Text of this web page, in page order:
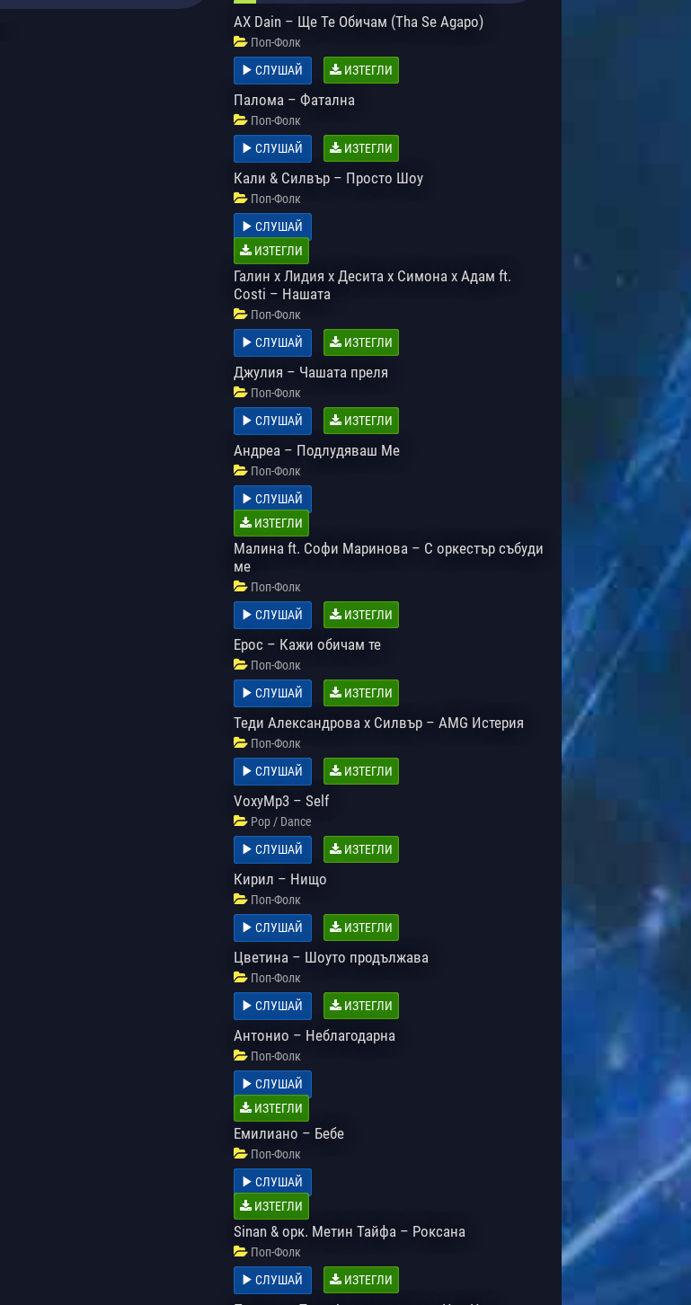
AX Dain – Ще Те Обичам (Tha Se Agapo)
Поп-Фолк
СЛУШАЙ
ИЗТЕГЛИ
Палома – Фатална
Поп-Фолк
СЛУШАЙ
ИЗТЕГЛИ
Кали & Силвър – Просто Шоу
Поп-Фолк
СЛУШАЙ
ИЗТЕГЛИ
Галин x Лидия x Десита x Симона x Адам ft.
Costi – Нашата
Поп-Фолк
СЛУШАЙ
ИЗТЕГЛИ
Джулия – Чашата преля
Поп-Фолк
СЛУШАЙ
ИЗТЕГЛИ
Андреа – Подлудяваш Ме
Поп-Фолк
СЛУШАЙ
ИЗТЕГЛИ
Малина ft. Софи Маринова – С оркестър събуди
ме
Поп-Фолк
СЛУШАЙ
ИЗТЕГЛИ
Ерос – Кажи обичам те
Поп-Фолк
СЛУШАЙ
ИЗТЕГЛИ
Теди Александрова x Силвър – AMG Истерия
Поп-Фолк
СЛУШАЙ
ИЗТЕГЛИ
VoxyMp3 – Self
Pop / Dance
СЛУШАЙ
ИЗТЕГЛИ
Кирил – Нищо
Поп-Фолк
СЛУШАЙ
ИЗТЕГЛИ
Цветина – Шоуто продължава
Поп-Фолк
СЛУШАЙ
ИЗТЕГЛИ
Антонио – Неблагодарна
Поп-Фолк
СЛУШАЙ
ИЗТЕГЛИ
Емилиано – Бебе
Поп-Фолк
СЛУШАЙ
ИЗТЕГЛИ
Sinan & орк. Метин Тайфа – Роксана
Поп-Фолк
СЛУШАЙ
ИЗТЕГЛИ